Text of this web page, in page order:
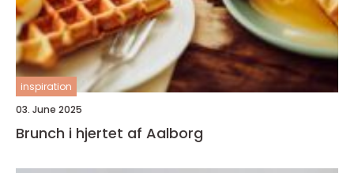
inspiration
03. June 2025
Brunch i hjertet af Aalborg